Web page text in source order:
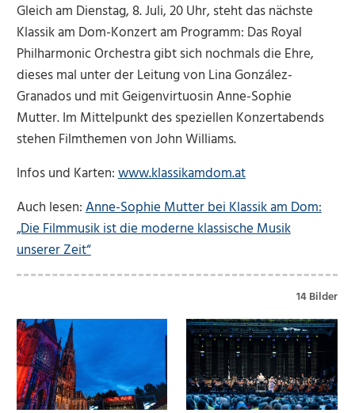
Gleich am Dienstag, 8. Juli, 20 Uhr, steht das nächste
Klassik am Dom-Konzert am Programm: Das Royal
Philharmonic Orchestra gibt sich nochmals die Ehre,
dieses mal unter der Leitung von Lina González-
Granados und mit Geigenvirtuosin Anne-Sophie
Mutter. Im Mittelpunkt des speziellen Konzertabends
stehen Filmthemen von John Williams.
Infos und Karten:www.klassikamdom.at
Auch lesen:Anne-Sophie Mutter bei Klassik am Dom:
„Die Filmmusik ist die moderne klassische Musik
unserer Zeit“
14 Bilder